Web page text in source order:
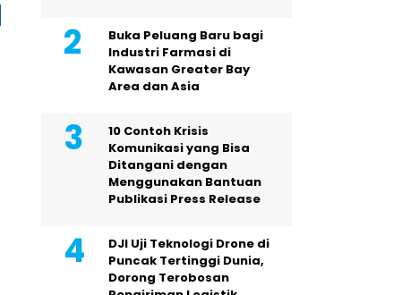
Buka Peluang Baru bagi
Industri Farmasi di
Kawasan Greater Bay
Area dan Asia
10 Contoh Krisis
Komunikasi yang Bisa
Ditangani dengan
Menggunakan Bantuan
Publikasi Press Release
DJI Uji Teknologi Drone di
Puncak Tertinggi Dunia,
Dorong Terobosan